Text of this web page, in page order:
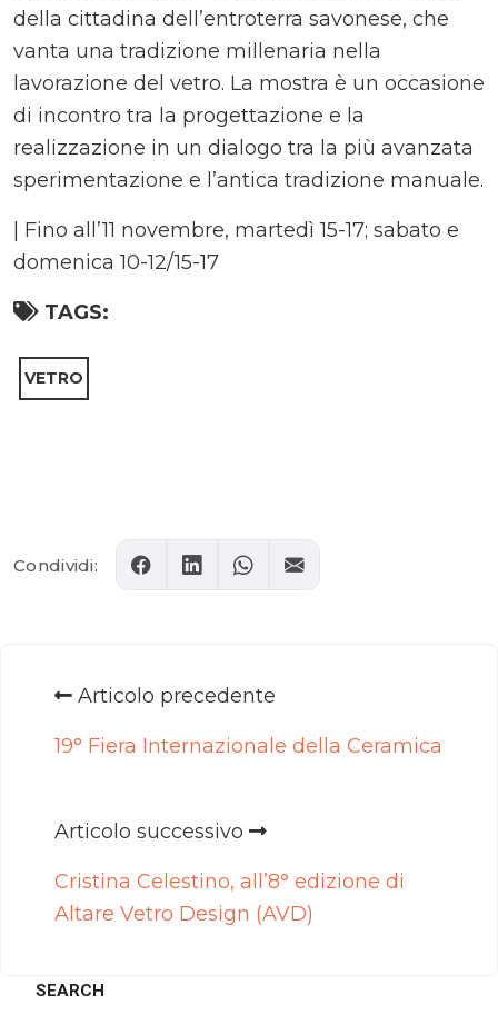
della cittadina dell’entroterra savonese, che
vanta una tradizione millenaria nella
lavorazione del vetro. La mostra è un occasione
di incontro tra la progettazione e la
realizzazione in un dialogo tra la più avanzata
sperimentazione e l’antica tradizione manuale.
| Fino all’11 novembre, martedì 15-17; sabato e
domenica 10-12/15-17
TAGS:
VETRO
Condividi:
Articolo precedente
19° Fiera Internazionale della Ceramica
Articolo successivo
Cristina Celestino, all’8° edizione di
Altare Vetro Design (AVD)
SEARCH